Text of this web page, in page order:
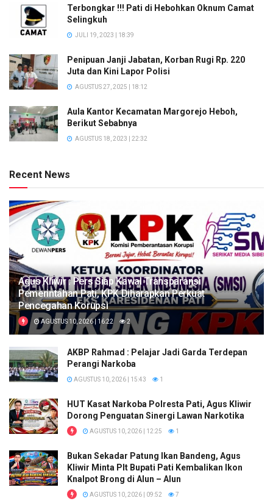
Terbongkar !!! Pati di Hebohkan Oknum Camat
Selingkuh
JULI 19, 2023 | 18:39
Penipuan Janji Jabatan, Korban Rugi Rp. 220
Juta dan Kini Lapor Polisi
AGUSTUS 27, 2025 | 18:12
Aula Kantor Kecamatan Margorejo Heboh,
Berikut Sebabnya
AGUSTUS 18, 2023 | 22:32
Recent News
Agus Kliwir : Pers Siap Kawal Transparansi
Pemerintahan Pati, KPK Diharapkan Perkuat
Pencegahan Korupsi
AGUSTUS 10, 2026 | 16:22 2
AKBP Rahmad : Pelajar Jadi Garda Terdepan
Perangi Narkoba
AGUSTUS 10, 2026 | 15:43 1
HUT Kasat Narkoba Polresta Pati, Agus Kliwir
Dorong Penguatan Sinergi Lawan Narkotika
AGUSTUS 10, 2026 | 12:25 1
Bukan Sekadar Patung Ikan Bandeng, Agus
Kliwir Minta Plt Bupati Pati Kembalikan Ikon
Knalpot Brong di Alun – Alun
AGUSTUS 10, 2026 | 09:52 7